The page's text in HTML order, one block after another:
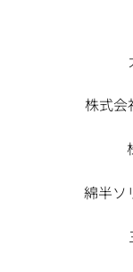
株式会
綿半ソ